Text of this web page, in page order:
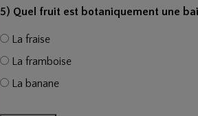
5) Quel fruit est botanique­ment une
La fraise
La framboise
La banane